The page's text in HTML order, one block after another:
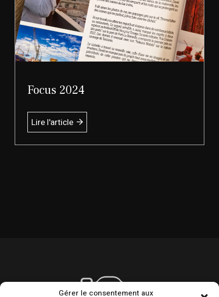
Gérer le consentement aux
Focus 2024
Lire l'article